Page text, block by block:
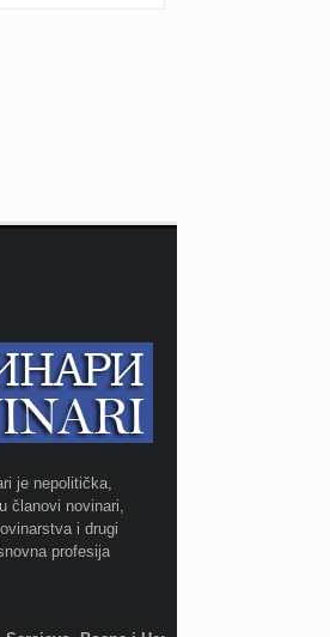
je nepolitička,
članovi novinari,
i drugi
profesija